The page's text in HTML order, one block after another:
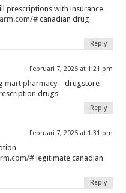
prescriptions with insurance
# canadian drug
Reply
Februari 7, 2025 at 1:21 pm
mart pharmacy – drugstore
drugs
Reply
Februari 7, 2025 at 1:31 pm
# legitimate canadian
Reply